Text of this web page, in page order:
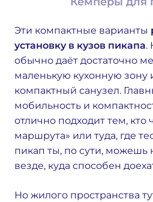
Эти компактные варианты
установку в кузов пикапа.
обычно даёт достаточно
маленькую кухонную зону
компактный санузел.
мобильность и
отлично подходит тем, кто
маршрута» или туда, где
пикап ты, по сути, можешь
везде, куда способен
Но жилого пространства